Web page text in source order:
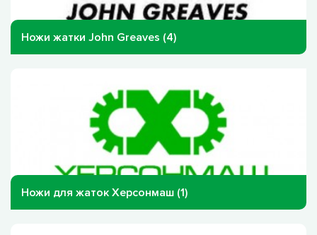
Ножи жатки John Greaves (4)
Ножи для жаток Херсонмаш (1)